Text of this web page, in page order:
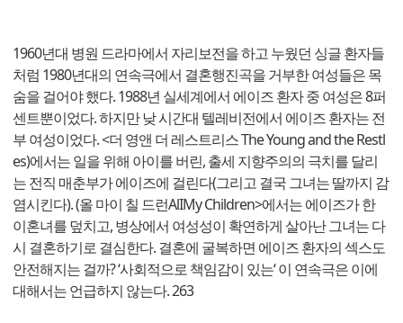
1960년대 병원 드라마에서 자리보전을 하고 누웠던 싱글 환자들
처럼 1980년대의 연속극에서 결혼행진곡을 거부한 여성들은 목
숨을 걸어야 했다. 1988년 실세계에서 에이즈 환자 중 여성은 8퍼
센트뿐이었다. 하지만 낮 시간대 텔레비전에서 에이즈 환자는 전
부 여성이었다. <더 영앤 더 레스트리스 The Young and the Restl
es)에서는 일을 위해 아이를 버린, 출세 지향주의의 극치를 달리
는 전직 매춘부가 에이즈에 걸린다(그리고 결국 그녀는 딸까지 감
염시킨다). (올 마이 칠 드런AlIMy Children>에서는 에이즈가 한
이혼녀를 덮치고, 병상에서 여성성이 확연하게 살아난 그녀는 다
시 결혼하기로 결심한다. 결혼에 굴복하면 에이즈 환자의 섹스도
안전해지는 걸까? ‘사회적으로 책임감이 있는‘ 이 연속극은 이에
대해서는 언급하지 않는다. 263